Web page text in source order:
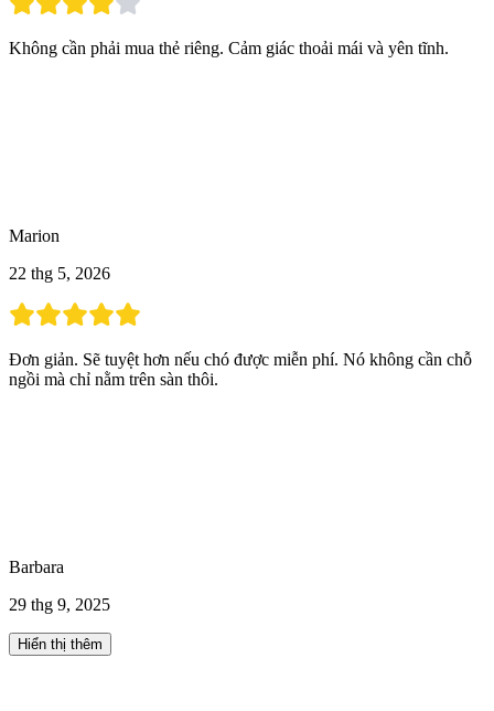
Không cần phải mua thẻ riêng. Cảm giác thoải mái và yên tĩnh.
Marion
22 thg 5, 2026
Đơn giản. Sẽ tuyệt hơn nếu chó được miễn phí. Nó không cần chỗ
ngồi mà chỉ nằm trên sàn thôi.
Barbara
29 thg 9, 2025
Hiển thị thêm